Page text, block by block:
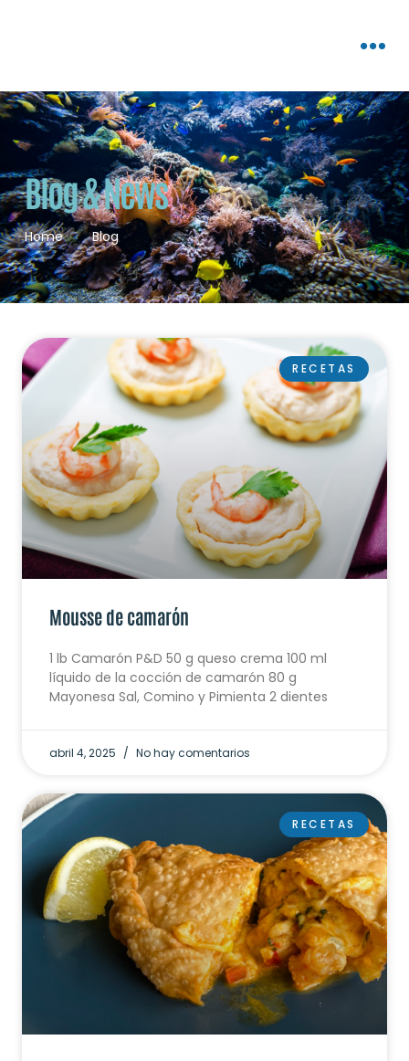
Blog & News
Home Blog
RECETAS
Mousse de camarón
1 lb Camarón P&D 50 g queso crema 100 ml
líquido de la cocción de camarón 80 g
Mayonesa Sal, Comino y Pimienta 2 dientes
abril 4, 2025 No hay comentarios
RECETAS